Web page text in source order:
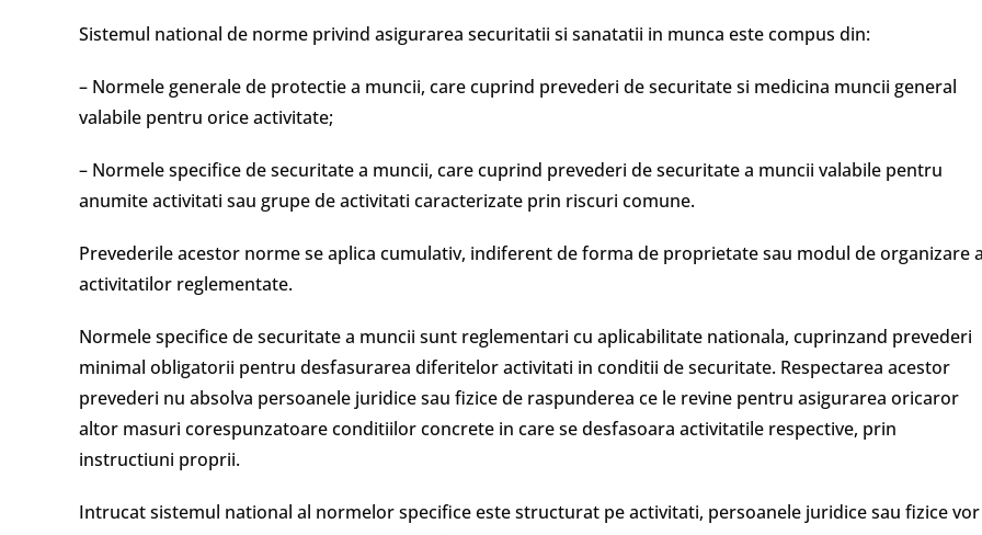
Sistemul national de norme privind asigurarea securitatii si sanatatii in munca este compus din:
– Normele generale de protectie a muncii, care cuprind prevederi de securitate si medicina muncii general
valabile pentru orice activitate;
– Normele specifice de securitate a muncii, care cuprind prevederi de securitate a muncii valabile pentru
anumite activitati sau grupe de activitati caracterizate prin riscuri comune.
Prevederile acestor norme se aplica cumulativ, indiferent de forma de proprietate sau modul de organizare
activitatilor reglementate.
Normele specifice de securitate a muncii sunt reglementari cu aplicabilitate nationala, cuprinzand prevederi
minimal obligatorii pentru desfasurarea diferitelor activitati in conditii de securitate. Respectarea acestor
prevederi nu absolva persoanele juridice sau fizice de raspunderea ce le revine pentru asigurarea oricaror
altor masuri corespunzatoare conditiilor concrete in care se desfasoara activitatile respective, prin
instructiuni proprii.
Intrucat sistemul national al normelor specifice este structurat pe activitati, persoanele juridice sau fizice vor